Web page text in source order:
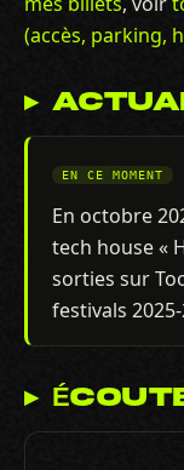
(accès, parking,
▸
EN CE MOMENT
En octobre
tech house «
sorties sur
festivals
▸